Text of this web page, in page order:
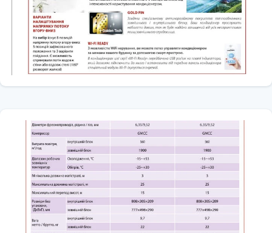
Мотор DC inverter внутрішнього блоку
У внутрішніх блоках для обертання крильчатки використовується
DC-мотор. Це дозволяє значно знизити рівень шуму і
енергоспоживання. А так же отримати 12 позицій зміни
швидкості крильчатки.
Технологія Full-DC (3D DC-inverter)
Всі двигуни компресорів і вентиляторів в системі виготовлені за
технологією DC-inverter
проведення режиму «розморозки». Може вироблятися з різних
матеріалів.